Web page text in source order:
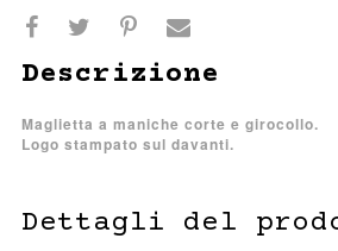
Descrizione
Maglietta a maniche corte e girocollo.
Logo stampato sul davanti.
Dettagli del